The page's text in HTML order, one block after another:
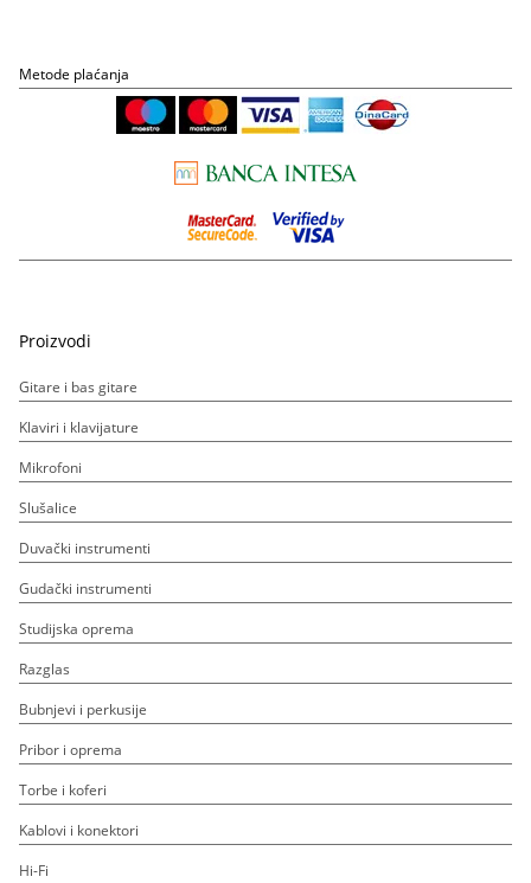
Metode plaćanja
Proizvodi
Gitare i bas gitare
Klaviri i klavijature
Mikrofoni
Slušalice
Duvački instrumenti
Gudački instrumenti
Studijska oprema
Razglas
Bubnjevi i perkusije
Pribor i oprema
Torbe i koferi
Kablovi i konektori
Hi-Fi